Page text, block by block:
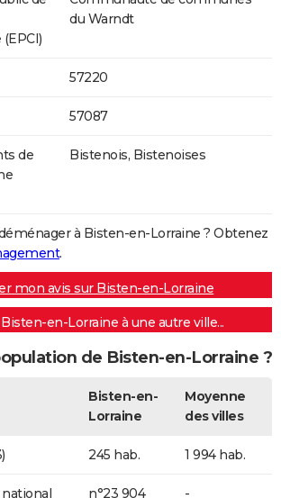
du Warndt
57220
57087
de
Bistenois, Bistenoises
à Bisten-en-Lorraine ? Obtenez
.
mon avis sur Bisten-en-Lorraine
en-Lorraine à une autre ville...
de Bisten-en-Lorraine ?
Bisten-en-
Lorraine
Moyenne
des villes
245 hab. 1 994 hab.
n°23 904 -